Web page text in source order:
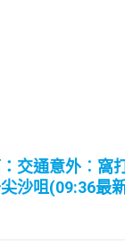
交通意外︰窩
沙咀(09:36最